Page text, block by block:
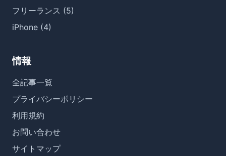
フリーランス (5)
iPhone (4)
情報
全記事一覧
プライバシーポリシー
利用規約
お問い合わせ
サイトマップ